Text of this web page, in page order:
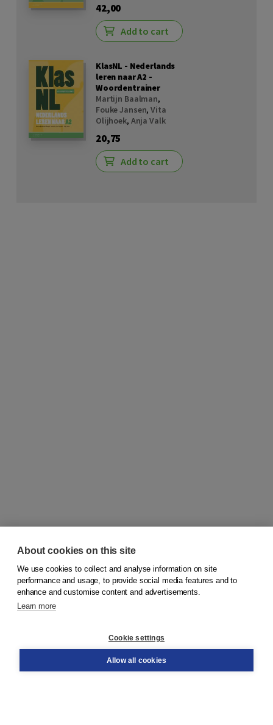
42,00
Add to cart
KlasNL - Nederlands
leren naar A2 -
Woordentrainer
Martijn Baalman,
Fouke Jansen,Vita
Olijhoek, Anja Valk
20,75
Add to cart
© 2026Koninklijke Boom uitgevers
Order
About cookies on this site
We use cookies to collect and analyse information on site
performance and usage, to provide social media features and to
enhance and customise content and advertisements.
Learn more
Cookie settings
Allow all cookies